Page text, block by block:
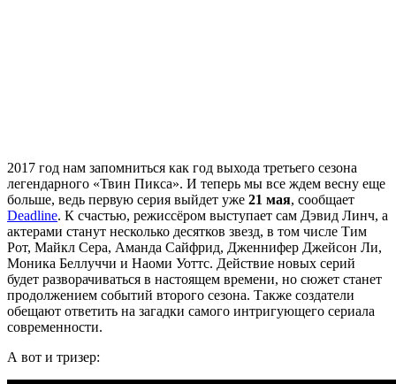
2017 год нам запомниться как год выхода третьего сезона
легендарного «Твин Пикса». И теперь мы все ждем весну еще
больше, ведь первую серия выйдет уже 21 мая, сообщает
Deadline. К счастью, режиссёром выступает сам Дэвид Линч, а
актерами станут несколько десятков звезд, в том числе Тим
Рот, Майкл Сера, Аманда Сайфрид, Дженнифер Джейсон Ли,
Моника Беллуччи и Наоми Уоттс. Действие новых серий
будет разворачиваться в настоящем времени, но сюжет станет
продолжением событий второго сезона. Также создатели
обещают ответить на загадки самого интригующего сериала
современности.
А вот и тризер: